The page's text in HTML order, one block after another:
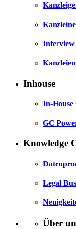
Kanzleien
Inhouse
In-House
GC
Knowledge
Legal
Über